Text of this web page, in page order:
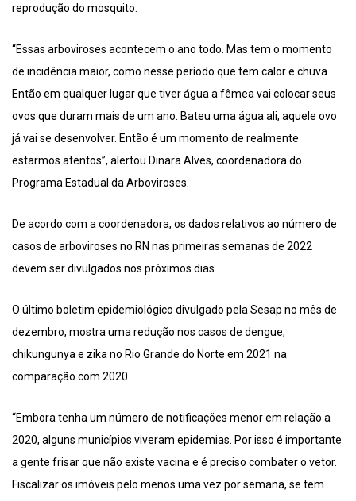
reprodução do mosquito.
“Essas arboviroses acontecem o ano todo. Mas tem o momento
de incidência maior, como nesse período que tem calor e chuva.
Então em qualquer lugar que tiver água a fêmea vai colocar seus
ovos que duram mais de um ano. Bateu uma água ali, aquele ovo
já vai se desenvolver. Então é um momento de realmente
estarmos atentos”, alertou Dinara Alves, coordenadora do
Programa Estadual da Arboviroses.
De acordo com a coordenadora, os dados relativos ao número de
casos de arboviroses no RN nas primeiras semanas de 2022
devem ser divulgados nos próximos dias.
O último boletim epidemiológico divulgado pela Sesap no mês de
dezembro, mostra uma redução nos casos de dengue,
chikungunya e zika no Rio Grande do Norte em 2021 na
comparação com 2020.
“Embora tenha um número de notificações menor em relação a
2020, alguns municípios viveram epidemias. Por isso é importante
a gente frisar que não existe vacina e é preciso combater o vetor.
Fiscalizar os imóveis pelo menos uma vez por semana, se tem